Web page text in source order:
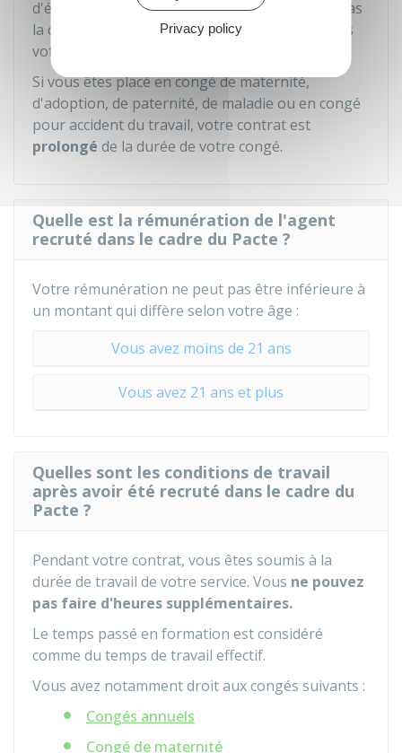
d'évaluation de votre formation et n'obtenez pas
la qualification, le titre ou le diplôme prévu dans
votre contrat.
Si vous êtes placé en congé de maternité,
d'adoption, de paternité, de maladie ou en congé
pour accident du travail, votre contrat est
prolongé de la durée de votre congé.
Quelle est la rémunération de l'agent
recruté dans le cadre du Pacte ?
Votre rémunération ne peut pas être inférieure à
un montant qui diffère selon votre âge :
Vous avez moins de 21 ans
Vous avez 21 ans et plus
Quelles sont les conditions de travail
après avoir été recruté dans le cadre du
Pacte ?
Pendant votre contrat, vous êtes soumis à la
durée de travail de votre service. Vous ne pouvez
pas faire d'heures supplémentaires.
Le temps passé en formation est considéré
comme du temps de travail effectif.
Vous avez notamment droit aux congés suivants :
Congés annuels
Congé de maternité
Privacy policy